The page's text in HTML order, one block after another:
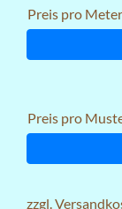
Preis pro Meter
Preis pro
zzgl.